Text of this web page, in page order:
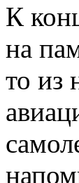
К
на
то из